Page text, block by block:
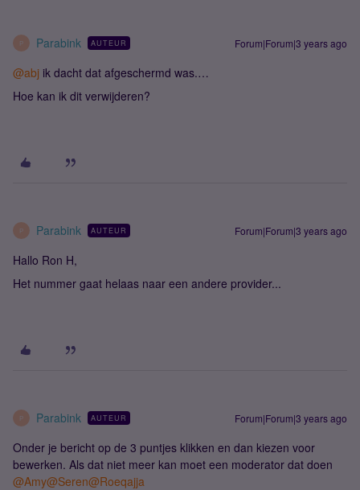
P Parabink AUTEUR Forum|Forum|3 years ago
@abj ik dacht dat afgeschermd was.…
Hoe kan ik dit verwijderen?
P Parabink AUTEUR Forum|Forum|3 years ago
Hallo Ron H,
Het nummer gaat helaas naar een andere provider...
P Parabink AUTEUR Forum|Forum|3 years ago
Onder je bericht op de 3 puntjes klikken en dan kiezen voor
bewerken. Als dat niet meer kan moet een moderator dat doen
@Amy@Seren@Roeqajja